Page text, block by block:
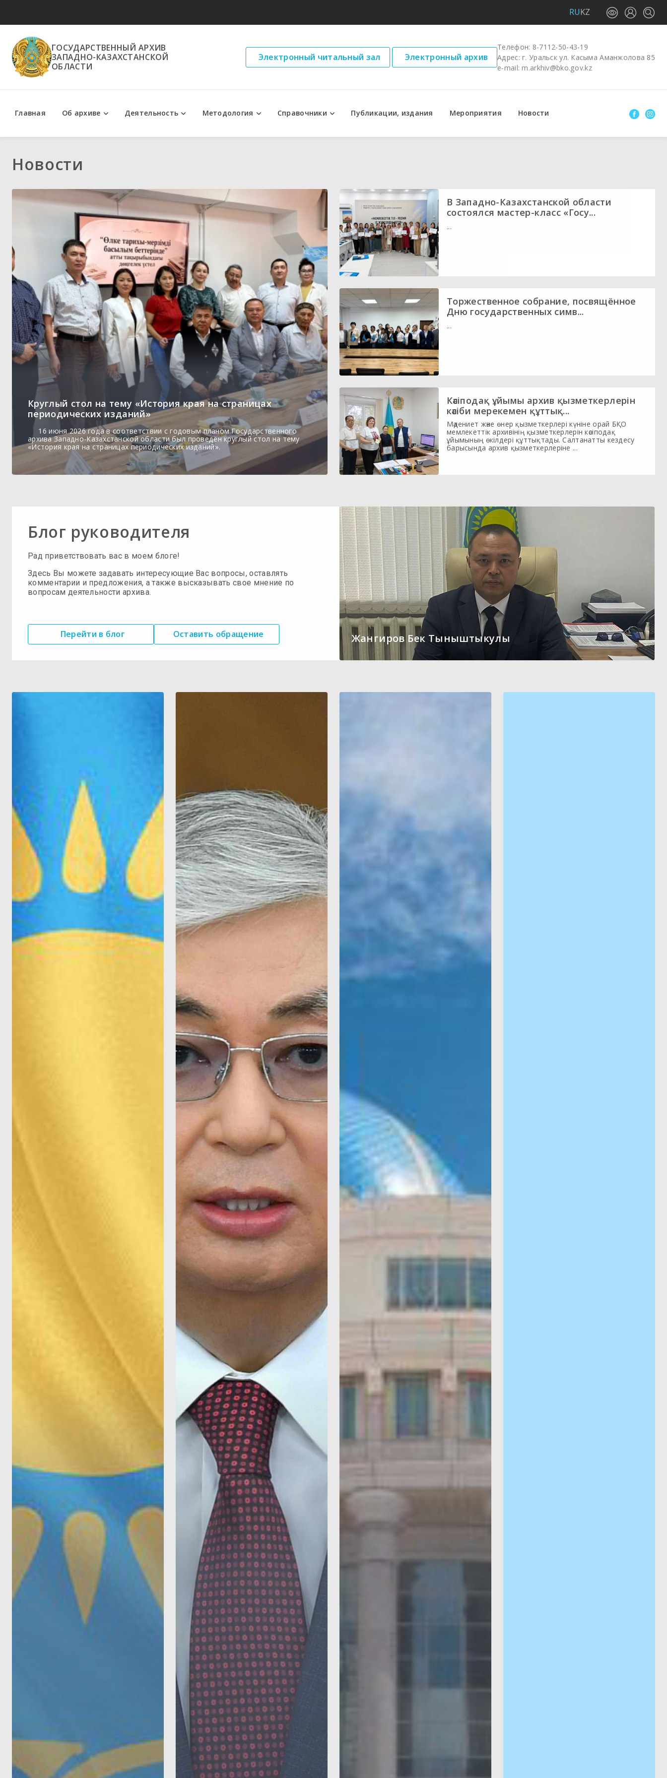
RUKZ
ГОСУДАРСТВЕННЫЙ АРХИВ
ЗАПАДНО-КАЗАХСТАНСКОЙ
ОБЛАСТИ
Электронный читальный зал Электронный архив
Телефон: 8-7112-50-43-19
Адрес: г. Уральск ул. Касыма Аманжолова 85
e-mail:m.arkhiv@bko.gov.kz
Главная Об архиве Деятельность Методология Справочники Публикации, издания Мероприятия Новости
Новости
Круглый стол на тему «История края на страницах
периодических изданий»
16 июня 2026 года в соответствии с годовым планом Государственного
архива Западно-Казахстанской области был проведён круглый стол на тему
«История края на страницах периодических изданий».
В Западно-Казахстанской области
состоялся мастер-класс «Госу...
...
Торжественное собрание, посвящённое
Дню государственных симв...
...
Кәсіподақ ұйымы архив қызметкерлерін
кәсіби мерекемен құттық...
Мәдениет және өнер қызметкерлері күніне орай БҚО
мемлекеттік архивінің қызметкерлерін кәсіподақ
ұйымының өкілдері құттықтады. Салтанатты кездесу
барысында архив қызметкерлеріне ...
Блог руководителя
Рад приветствовать вас в моем блоге!
Здесь Вы можете задавать интересующие Вас вопросы, оставлять
комментарии и предложения, а также высказывать свое мнение по
вопросам деятельности архива.
Перейти в блог Оставить обращение Жангиров Бек Тыныштыкулы